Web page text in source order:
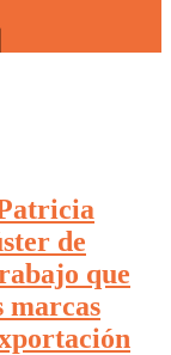
de
que
marcas